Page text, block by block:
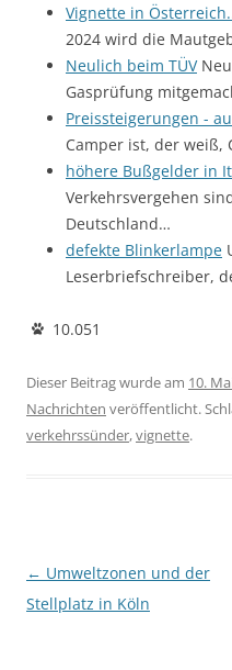
Vignette in
2024 wird die
Neulich beim TÜV
Gasprüfung
Preissteigerungen -
Camper ist, der weiß,
höhere Bußgelder in
Verkehrsvergehen
Deutschland…
defekte Blinkerlampe
Leserbriefschreiber,
10.051
Dieser Beitrag wurde am 10.
Nachrichten veröffentlicht.
verkehrssünder,vignette.
Beitragsnavigation
← Umweltzonen und der
Stellplatz in Köln